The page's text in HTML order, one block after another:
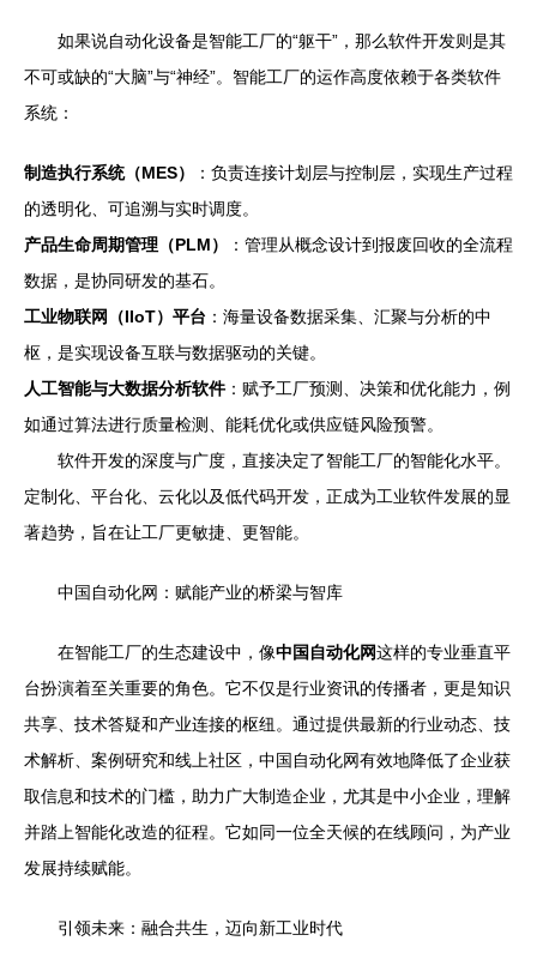
如果说自动化设备是智能工厂的“躯干”，那么软件开发则是其
不可或缺的“大脑”与“神经”。智能工厂的运作高度依赖于各类软件
系统：
制造执行系统（MES）
：负责连接计划层与控制层，实现生产过程
的透明化、可追溯与实时调度。
产品生命周期管理（PLM）
：管理从概念设计到报废回收的全流程
数据，是协同研发的基石。
工业物联网（IIoT）平台 ：海量设备数据采集、汇聚与分析的中
枢，是实现设备互联与数据驱动的关键。
人工智能与大数据分析软件：赋予工厂预测、决策和优化能力，例
如通过算法进行质量检测、能耗优化或供应链风险预警。
软件开发的深度与广度，直接决定了智能工厂的智能化水平。
定制化、平台化、云化以及低代码开发，正成为工业软件发展的显
著趋势，旨在让工厂更敏捷、更智能。
中国自动化网：赋能产业的桥梁与智库
在智能工厂的生态建设中，像中国自动化网这样的专业垂直平
台扮演着至关重要的角色。它不仅是行业资讯的传播者，更是知识
共享、技术答疑和产业连接的枢纽。通过提供最新的行业动态、技
术解析、案例研究和线上社区，中国自动化网有效地降低了企业获
取信息和技术的门槛，助力广大制造企业，尤其是中小企业，理解
并踏上智能化改造的征程。它如同一位全天候的在线顾问，为产业
发展持续赋能。
引领未来：融合共生，迈向新工业时代